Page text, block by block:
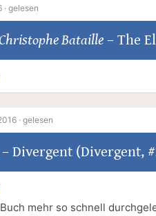
· gelesen
Bataille– The
·gelesen
– Divergent (Divergent,
mehr so schnell